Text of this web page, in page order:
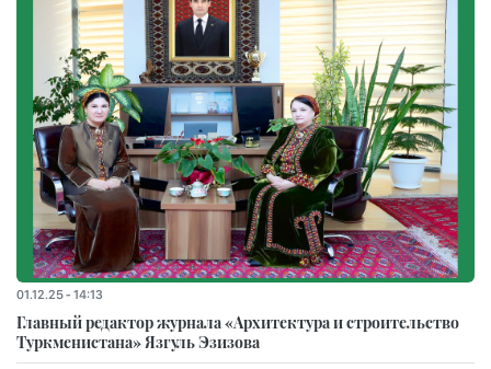
01.12.25 - 14:13
Главный редактор журнала «Архитектура и строительство
Туркменистана» Язгуль Эзизова